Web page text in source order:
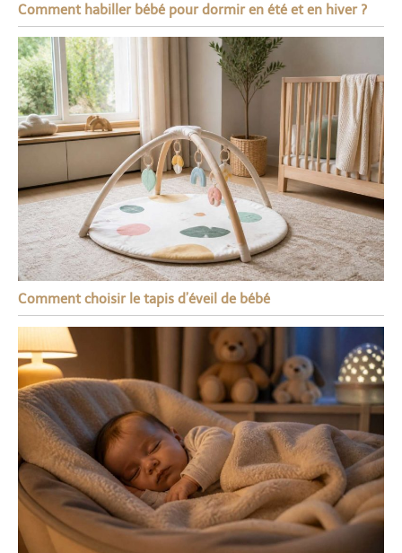
Comment habiller bébé pour dormir en été et en hiver ?
Comment choisir le tapis d’éveil de bébé